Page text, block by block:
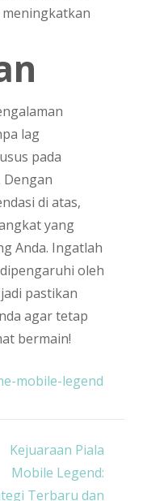
lag
pada
di atas,
yang
Anda. Ingatlah
oleh
pastikan
agar tetap
bermain!
mobile-legend
Kejuaraan Piala
Mobile Legend:
Terbaru dan